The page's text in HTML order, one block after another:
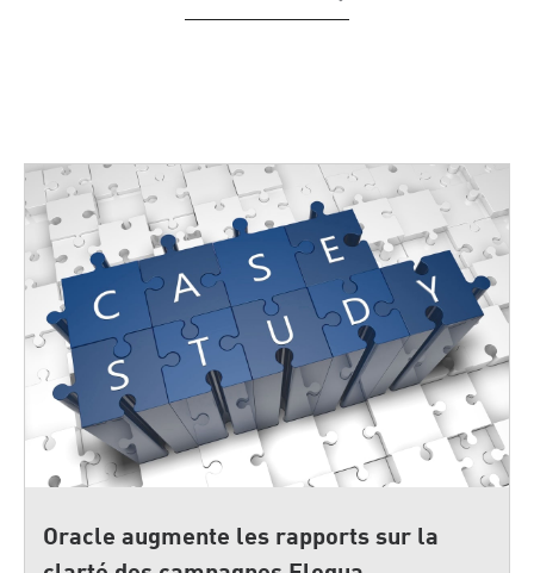
Oracle augmente les rapports sur la